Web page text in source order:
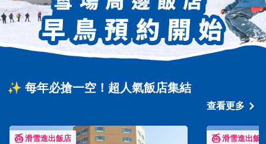
✨ 每年必搶一空！超人氣飯店集結
查看更多
滑雪進出飯店 滑雪進出飯